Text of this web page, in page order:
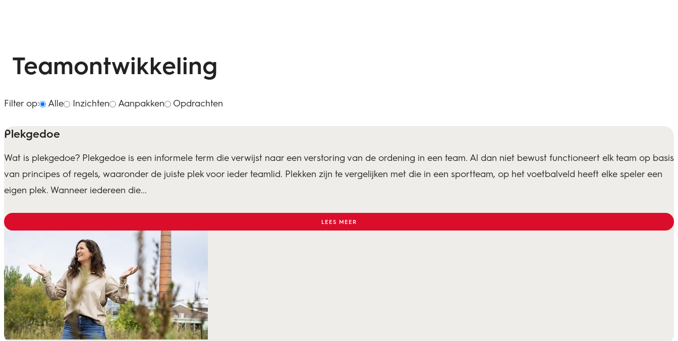
Teamontwikkeling
Filter op: Alle Inzichten Aanpakken Opdrachten
Plekgedoe
Wat is plekgedoe? Plekgedoe is een informele term die verwijst naar een verstoring van de ordening in een team. Al dan niet bewust functioneert elk team op basis
van principes of regels, waaronder de juiste plek voor ieder teamlid. Plekken zijn te vergelijken met die in een sportteam, op het voetbalveld heeft elke speler een
eigen plek. Wanneer iedereen die...
LEES MEER